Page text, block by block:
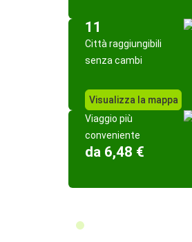
11
Città raggiungibili
senza cambi
Visualizza la mappa
Viaggio più
conveniente
da 6,48 €